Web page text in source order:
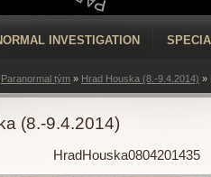
INVESTIGATION
Paranormal tým » Hrad Houska (8.-9.4.2014) »
(8.-9.4.2014)
HradHouska0804201435